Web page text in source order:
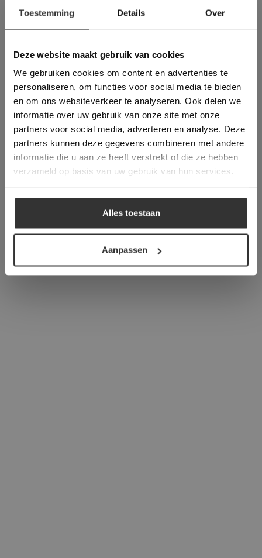
Toestemming Details Over
Deze website maakt gebruik van cookies
We gebruiken cookies om content en advertenties te
personaliseren, om functies voor social media te bieden
en om ons websiteverkeer te analyseren. Ook delen we
informatie over uw gebruik van onze site met onze
partners voor social media, adverteren en analyse. Deze
partners kunnen deze gegevens combineren met andere
informatie die u aan ze heeft verstrekt of die ze hebben
verzameld op basis van uw gebruik van hun services.
Alles toestaan
Aanpassen
Meer dan 500 m2 showroom
Deze website maakt
gebruik van cookies.
This Cookie Banner was deleted and is no
longer working. Please contact the website
administrator.
Deze website gebruikt cookies om de
gebruikerservaring te verbeteren. Door
gebruik te maken van onze website geeft u
toestemming voor alle cookies in
overeenstemming met ons cookiebeleid.Lees
verder
ALLES ACCEPTEREN
ALLES AFWIJZEN
DETAILS WEERGEVEN